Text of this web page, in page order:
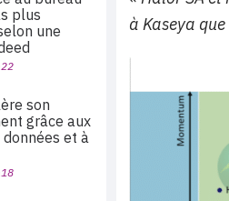
à Kaseya
plus
une
son
grâce aux
et à